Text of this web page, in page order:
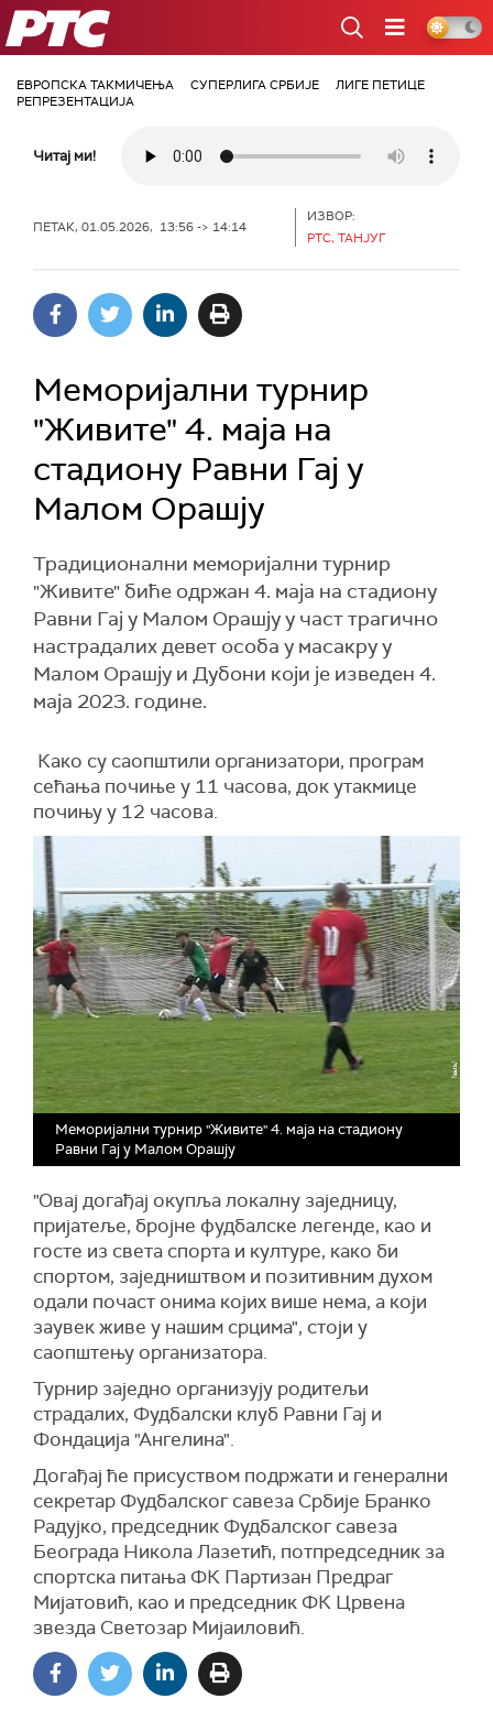
РТС
ЕВРОПСКА ТАКМИЧЕЊА СУПЕРЛИГА СРБИЈЕ
ЛИГЕ ПЕТИЦЕ
РЕПРЕЗЕНТАЦИЈА
Читај ми!
ПЕТАК, 01.05.2026, 13:56 -> 14:14
ИЗВОР:
РТС, ТАНЈУГ
Меморијални турнир
"Живите" 4. маја на
стадиону Равни Гај у
Малом Орашју
Традиционални меморијални турнир
"Живите" биће одржан 4. маја на стадиону
Равни Гај у Малом Орашју у част трагично
настрадалих девет особа у масакру у
Малом Орашју и Дубони који је изведен 4.
маја 2023. године.
Како су саопштили организатори, програм
сећања почиње у 11 часова, док утакмице
почињу у 12 часова.
Меморијални турнир "Живите" 4. маја на стадиону
Равни Гај у Малом Орашју
"Овај догађај окупља локалну заједницу,
пријатеље, бројне фудбалске легенде, као и
госте из света спорта и културе, како би
спортом, заједништвом и позитивним духом
одали почаст онима којих више нема, а који
заувек живе у нашим срцима", стоји у
саопштењу организатора.
Турнир заједно организују родитељи
страдалих, Фудбалски клуб Равни Гај и
Фондација "Ангелина".
Догађај ће присуством подржати и генерални
секретар Фудбалског савеза Србије Бранко
Радујко, председник Фудбалског савеза
Београда Никола Лазетић, потпредседник за
спортска питања ФК Партизан Предраг
Мијатовић, као и председник ФК Црвена
звезда Светозар Мијаиловић.